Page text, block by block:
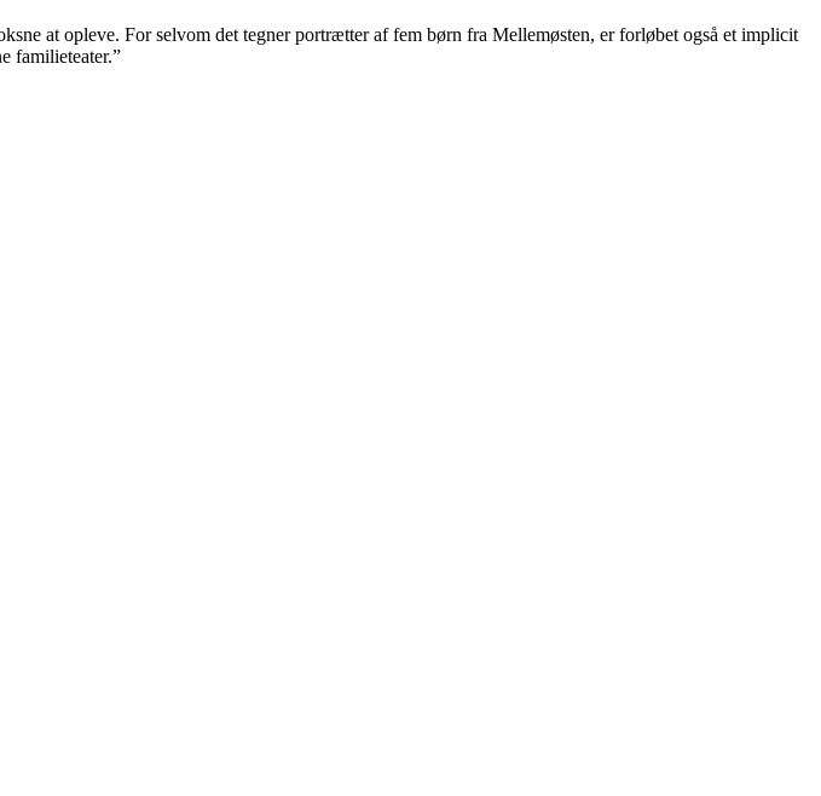
at opleve. For selvom det tegner portrætter af fem børn fra Mellemøsten, er forløbet også et implicit
familieteater.”